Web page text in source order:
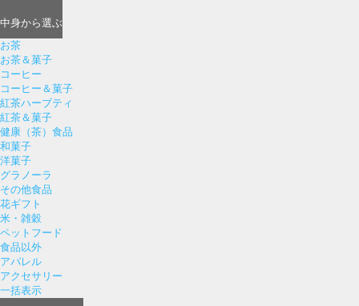
中身から選ぶ
お茶
お茶＆菓子
コーヒー
コーヒー＆菓子
紅茶ハーブティ
紅茶＆菓子
健康（茶）食品
和菓子
洋菓子
グラノーラ
その他食品
花ギフト
米・雑穀
ペットフード
食品以外
アパレル
アクセサリー
一括表示